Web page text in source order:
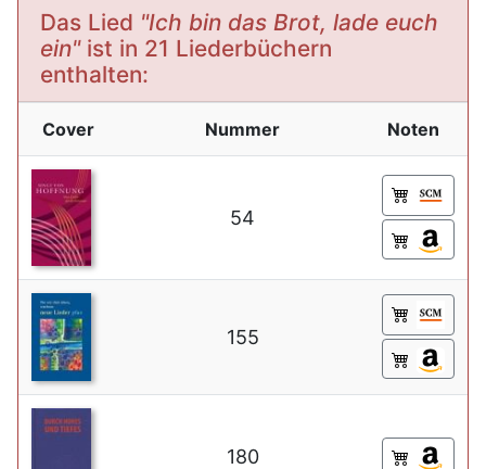
Das Lied "Ich bin das Brot, lade euch
ein"ist in 21 Liederbüchern
enthalten:
Cover Nummer Noten
54
155
180